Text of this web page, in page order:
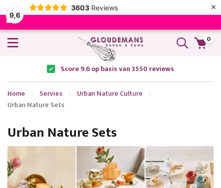
9,6
3603 Reviews ×
0
Score 9.6 op basis van 3550 reviews
Home Servies
Urban Nature Culture
Urban Nature Sets
Urban Nature Sets